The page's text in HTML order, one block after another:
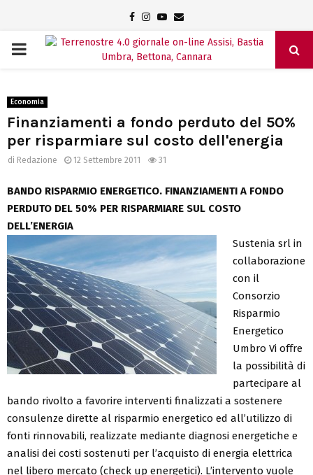
Facebook
Instagram
Youtube
Email
PRIMARY
Economia
Finanziamenti a fondo perduto del 50%
per risparmiare sul costo dell'energia
di Redazione 12 Settembre 2011 31
BANDO RISPARMIO ENERGETICO. FINANZIAMENTI A FONDO
PERDUTO DEL 50% PER RISPARMIARE SUL COSTO
DELL’ENERGIA
Sustenia srl in
collaborazione
con il
Consorzio
Risparmio
Energetico
Umbro Vi offre
la possibilità di
partecipare al
bando rivolto a favorire interventi finalizzati a sostenere
consulenze dirette al risparmio energetico ed all’utilizzo di
fonti rinnovabili, realizzate mediante diagnosi energetiche e
analisi dei costi sostenuti per l’acquisto di energia elettrica
nel libero mercato (check up energetici). L’intervento vuole